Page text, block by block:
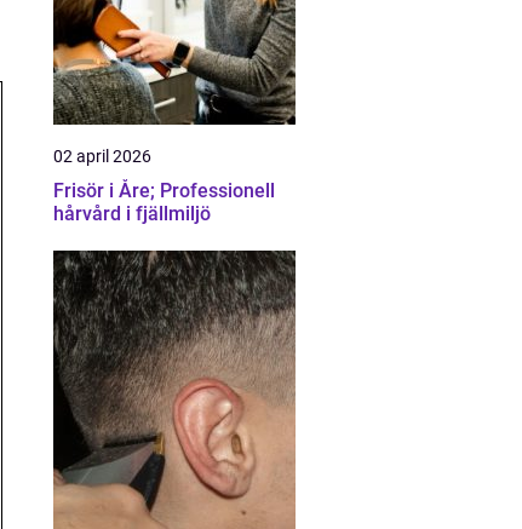
02 april 2026
Frisör i Åre; Professionell
hårvård i fjällmiljö